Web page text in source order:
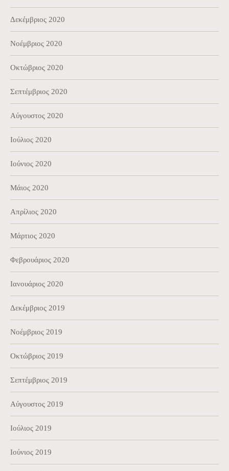
Δεκέμβριος 2020
Νοέμβριος 2020
Οκτώβριος 2020
Σεπτέμβριος 2020
Αύγουστος 2020
Ιούλιος 2020
Ιούνιος 2020
Μάιος 2020
Απρίλιος 2020
Μάρτιος 2020
Φεβρουάριος 2020
Ιανουάριος 2020
Δεκέμβριος 2019
Νοέμβριος 2019
Οκτώβριος 2019
Σεπτέμβριος 2019
Αύγουστος 2019
Ιούλιος 2019
Ιούνιος 2019